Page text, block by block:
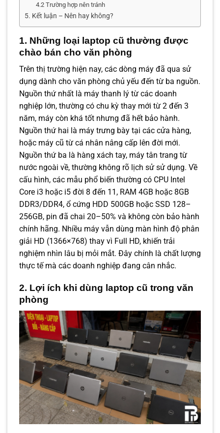
4.2 Trường hợp nên tránh
5. Kết luận – Nên hay không?
1. Những loại laptop cũ thường được
chào bán cho văn phòng
Trên thị trường hiện nay, các dòng máy đã qua sử
dụng dành cho văn phòng chủ yếu đến từ ba nguồn.
Nguồn thứ nhất là máy thanh lý từ các doanh
nghiệp lớn, thường có chu kỳ thay mới từ 2 đến 3
năm, máy còn khá tốt nhưng đã hết bảo hành.
Nguồn thứ hai là máy trưng bày tại các cửa hàng,
hoặc máy cũ từ cá nhân nâng cấp lên đời mới.
Nguồn thứ ba là hàng xách tay, máy tân trang từ
nước ngoài về, thường không rõ lịch sử sử dụng. Về
cấu hình, các mẫu phổ biến thường có CPU Intel
Core i3 hoặc i5 đời 8 đến 11, RAM 4GB hoặc 8GB
DDR3/DDR4, ổ cứng HDD 500GB hoặc SSD 128–
256GB, pin đã chai 20–50% và không còn bảo hành
chính hãng. Nhiều máy vẫn dùng màn hình độ phân
giải HD (1366×768) thay vì Full HD, khiến trải
nghiệm nhìn lâu bị mỏi mắt. Đây chính là chất lượng
thực tế mà các doanh nghiệp đang cân nhắc.
2. Lợi ích khi dùng laptop cũ trong văn
phòng